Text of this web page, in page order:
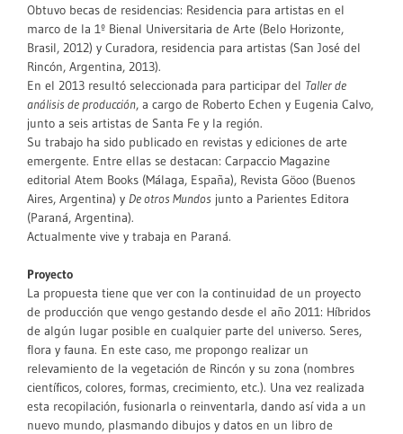
Obtuvo becas de residencias: Residencia para artistas en el
marco de la 1º Bienal Universitaria de Arte (Belo Horizonte,
Brasil, 2012) y Curadora, residencia para artistas (San José del
Rincón, Argentina, 2013).
En el 2013 resultó seleccionada para participar del Taller de
análisis de producción, a cargo de Roberto Echen y Eugenia Calvo,
junto a seis artistas de Santa Fe y la región.
Su trabajo ha sido publicado en revistas y ediciones de arte
emergente. Entre ellas se destacan: Carpaccio Magazine
editorial Atem Books (Málaga, España), Revista Göoo (Buenos
Aires, Argentina) y De otros Mundos junto a Parientes Editora
(Paraná, Argentina).
Actualmente vive y trabaja en Paraná.
Proyecto
La propuesta tiene que ver con la continuidad de un proyecto
de producción que vengo gestando desde el año 2011: Híbridos
de algún lugar posible en cualquier parte del universo. Seres,
flora y fauna. En este caso, me propongo realizar un
relevamiento de la vegetación de Rincón y su zona (nombres
científicos, colores, formas, crecimiento, etc.). Una vez realizada
esta recopilación, fusionarla o reinventarla, dando así vida a un
nuevo mundo, plasmando dibujos y datos en un libro de